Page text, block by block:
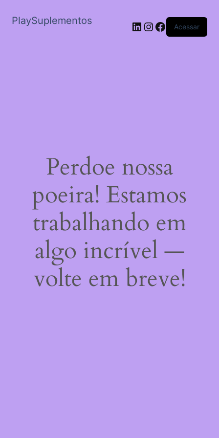
PlaySuplementos LinkedIn
Instagram
Facebook
Acessar
Perdoe nossa
poeira! Estamos
trabalhando em
algo incrível —
volte em breve!